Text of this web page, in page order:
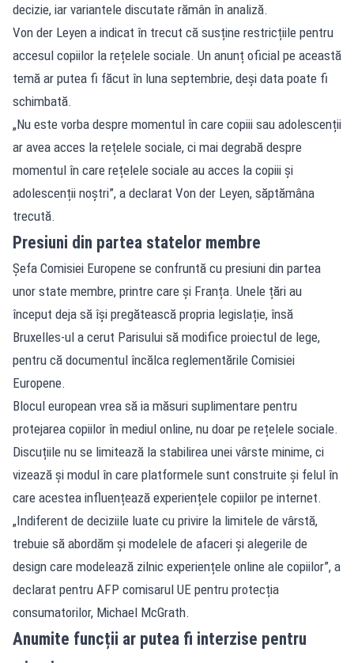
decizie, iar variantele discutate rămân în analiză.
Von der Leyen a indicat în trecut că susține restricțiile pentru
accesul copiilor la rețelele sociale. Un anunț oficial pe această
temă ar putea fi făcut în luna septembrie, deși data poate fi
schimbată.
„Nu este vorba despre momentul în care copiii sau adolescenții
ar avea acces la rețelele sociale, ci mai degrabă despre
momentul în care rețelele sociale au acces la copiii și
adolescenții noștri”, a declarat Von der Leyen, săptămâna
trecută.
Presiuni din partea statelor membre
Șefa Comisiei Europene se confruntă cu presiuni din partea
unor state membre, printre care și Franța. Unele țări au
început deja să își pregătească propria legislație, însă
Bruxelles-ul a cerut Parisului să modifice proiectul de lege,
pentru că documentul încălca reglementările Comisiei
Europene.
Blocul european vrea să ia măsuri suplimentare pentru
protejarea copiilor în mediul online, nu doar pe rețelele sociale.
Discuțiile nu se limitează la stabilirea unei vârste minime, ci
vizează și modul în care platformele sunt construite și felul în
care acestea influențează experiențele copiilor pe internet.
„Indiferent de deciziile luate cu privire la limitele de vârstă,
trebuie să abordăm și modelele de afaceri și alegerile de
design care modelează zilnic experiențele online ale copiilor”, a
declarat pentru AFP comisarul UE pentru protecția
consumatorilor, Michael McGrath.
Anumite funcții ar putea fi interzise pentru